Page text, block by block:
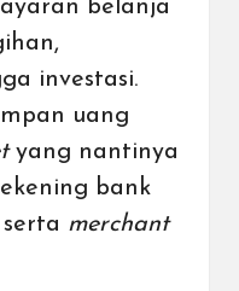
belanja
investasi.
uang
yang nantinya
bank
merchant